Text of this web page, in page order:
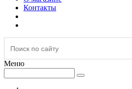
Контакты
Меню